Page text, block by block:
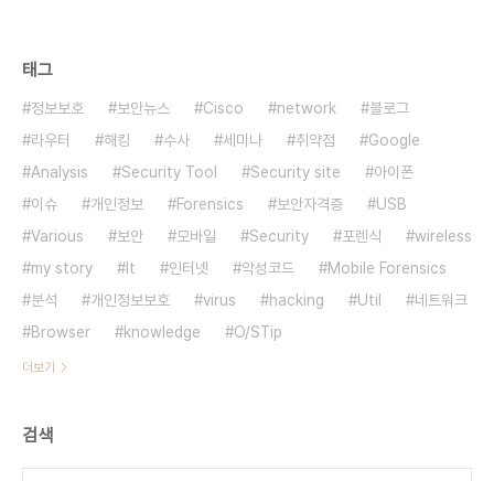
태그
정보보호 보안뉴스 Cisco network
블로그
라우터
해킹 수사 세미나 취약점
Google
Analysis
Security Tool Security site
아이폰
이슈
개인정보 Forensics 보안자격증
USB
Various
보안 모바일 Security 포렌식
wireless
my story
It 인터넷 악성코드
Mobile Forensics
분석
개인정보보호 virus hacking Util
네트워크
Browser
knowledge O/STip
더보기
검색